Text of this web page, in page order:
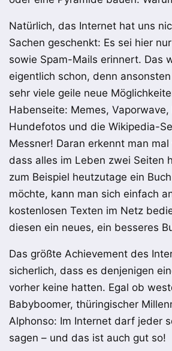
Natürlich, das Internet hat uns
Sachen geschenkt: Es sei hier
sowie Spam-Mails erinnert. Das
eigentlich schon, denn
sehr viele geile neue
Habenseite: Memes, Vaporwave,
Hundefotos und die Wikipedia-
Messner! Daran erkennt man
dass alles im Leben zwei Seiten
zum Beispiel heutzutage ein
möchte, kann man sich einfach
kostenlosen Texten im Netz
diesen ein neues, ein besseres
Das größte Achievement des
sicherlich, dass es denjenigen
vorher keine hatten. Egal ob
Babyboomer, thüringischer
Alphonso: Im Internet darf jeder
sagen – und das ist auch gut so!